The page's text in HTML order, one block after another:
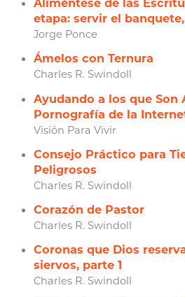
Aliméntese de las
etapa: servir el
Jorge Ponce
Ámelos con Ternura
Charles R. Swindoll
Ayudando a los que Son
Pornografía de la
Visión Para Vivir
Consejo Práctico para
Peligrosos
Charles R. Swindoll
Corazón de Pastor
Charles R. Swindoll
Coronas que Dios
siervos, parte 1
Charles R. Swindoll